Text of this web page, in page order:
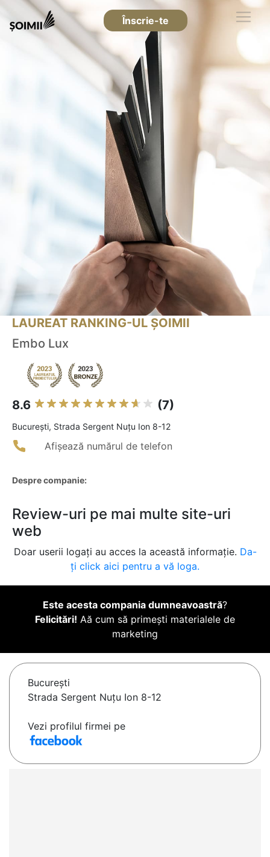
Înscrie-te
LAUREAT RANKING-UL ȘOIMII
Embo Lux
8.6 (7)
Bucureşti, Strada Sergent Nuțu Ion 8-12
Afișează numărul de telefon
Despre companie:
Review-uri pe mai multe site-uri
web
Doar userii logați au acces la această informație. Da-
ți click aici pentru a vă loga.
Este acesta compania dumneavoastră?
Felicitări! Aă cum să primești materialele de
marketing
Bucureşti
Strada Sergent Nuțu Ion 8-12
Vezi profilul firmei pe